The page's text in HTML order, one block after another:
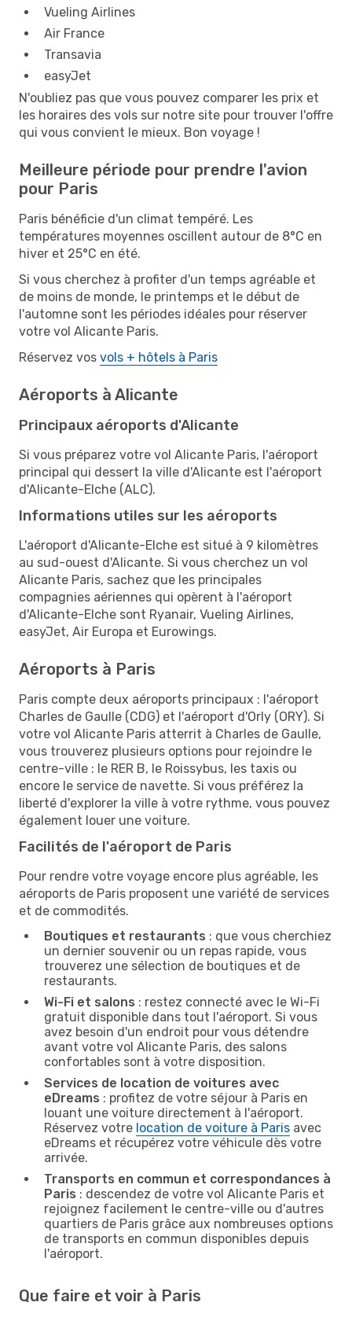
Vueling Airlines
Air France
Transavia
easyJet
N'oubliez pas que vous pouvez comparer les prix et
les horaires des vols sur notre site pour trouver l'offre
qui vous convient le mieux. Bon voyage !
Meilleure période pour prendre l'avion
pour Paris
Paris bénéficie d'un climat tempéré. Les
températures moyennes oscillent autour de 8°C en
hiver et 25°C en été.
Si vous cherchez à profiter d'un temps agréable et
de moins de monde, le printemps et le début de
l'automne sont les périodes idéales pour réserver
votre vol Alicante Paris.
Réservez vos vols + hôtels à Paris
Aéroports à Alicante
Principaux aéroports d'Alicante
Si vous préparez votre vol Alicante Paris, l'aéroport
principal qui dessert la ville d'Alicante est l'aéroport
d'Alicante-Elche (ALC).
Informations utiles sur les aéroports
L'aéroport d'Alicante-Elche est situé à 9 kilomètres
au sud-ouest d'Alicante. Si vous cherchez un vol
Alicante Paris, sachez que les principales
compagnies aériennes qui opèrent à l'aéroport
d'Alicante-Elche sont Ryanair, Vueling Airlines,
easyJet, Air Europa et Eurowings.
Aéroports à Paris
Paris compte deux aéroports principaux : l'aéroport
Charles de Gaulle (CDG) et l'aéroport d'Orly (ORY). Si
votre vol Alicante Paris atterrit à Charles de Gaulle,
vous trouverez plusieurs options pour rejoindre le
centre-ville : le RER B, le Roissybus, les taxis ou
encore le service de navette. Si vous préférez la
liberté d'explorer la ville à votre rythme, vous pouvez
également louer une voiture.
Facilités de l'aéroport de Paris
Pour rendre votre voyage encore plus agréable, les
aéroports de Paris proposent une variété de services
et de commodités.
Boutiques et restaurants : que vous cherchiez
un dernier souvenir ou un repas rapide, vous
trouverez une sélection de boutiques et de
restaurants.
Wi-Fi et salons : restez connecté avec le Wi-Fi
gratuit disponible dans tout l'aéroport. Si vous
avez besoin d'un endroit pour vous détendre
avant votre vol Alicante Paris, des salons
confortables sont à votre disposition.
Services de location de voitures avec
eDreams : profitez de votre séjour à Paris en
louant une voiture directement à l'aéroport.
Réservez votre location de voiture à Paris avec
eDreams et récupérez votre véhicule dès votre
arrivée.
Transports en commun et correspondances à
Paris : descendez de votre vol Alicante Paris et
rejoignez facilement le centre-ville ou d'autres
quartiers de Paris grâce aux nombreuses options
de transports en commun disponibles depuis
l'aéroport.
Que faire et voir à Paris